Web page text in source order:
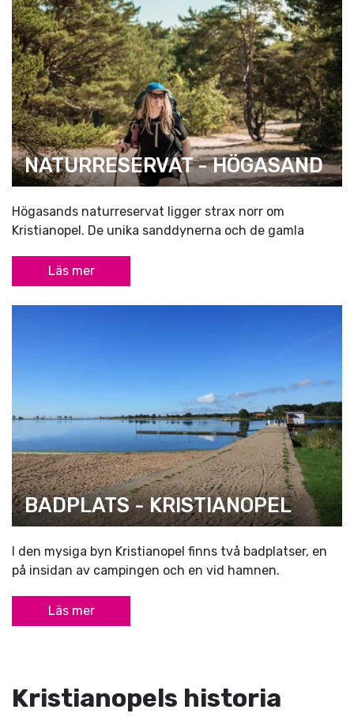
NATURRESERVAT - HÖGASAND
Högasands naturreservat ligger strax norr om
Kristianopel. De unika sanddynerna och de gamla
Läs mer
BADPLATS - KRISTIANOPEL
I den mysiga byn Kristianopel finns två badplatser, en
på insidan av campingen och en vid hamnen.
Läs mer
Kristianopels historia